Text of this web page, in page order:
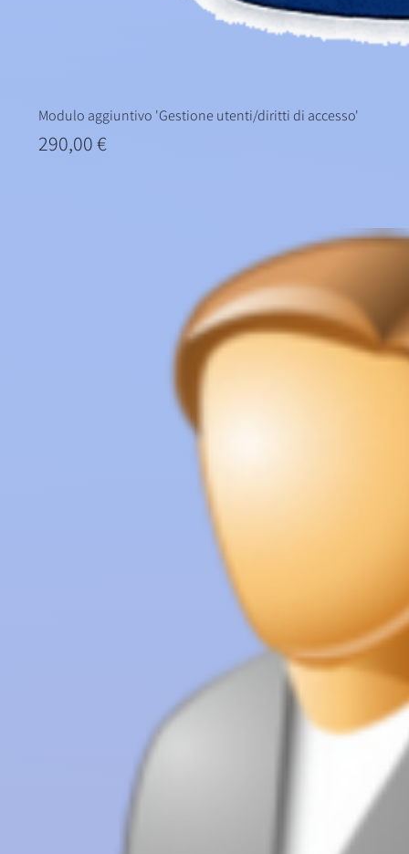
Modulo aggiuntivo 'Gestione utenti/diritti di accesso'
Prezzo
290,00 €